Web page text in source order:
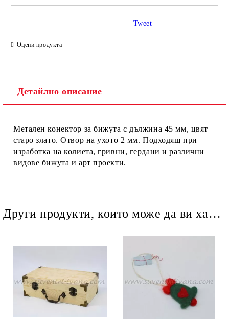
Оцени продукта
Tweet
Детайлно описание
Метален конектор за бижута с дължина 45 мм, цвят
старо злато. Отвор на ухото 2 мм. Подходящ при
изработка на колиета, гривни, гердани и различни
видове бижута и арт проекти.
Други продукти, които може да ви харесат